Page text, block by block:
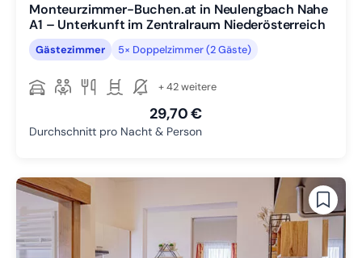
Monteurzimmer-Buchen.at in Neulengbach Nahe
A1 – Unterkunft im Zentralraum Niederösterreich
Gästezimmer 5× Doppelzimmer (2 Gäste)
+ 42 weitere
29,70 €
Durchschnitt pro Nacht & Person